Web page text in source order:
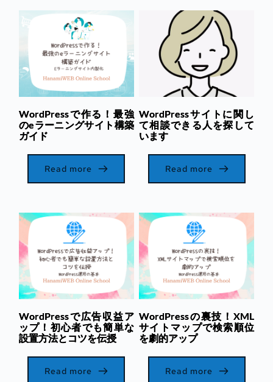
WordPressで作る！最強
のeラーニングサイト構築
ガイド
Read more
WordPressサイトに関し
て相談できる人を探して
います
Read more
WordPressで広告収益ア
ップ！初心者でも簡単な
設置方法とコツを伝授
Read more
WordPressの裏技！XML
サイトマップで検索順位
を劇的アップ
Read more